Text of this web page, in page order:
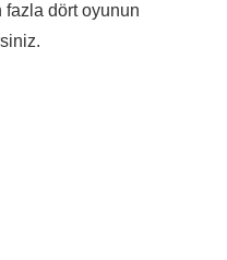
fazla dört oyunun